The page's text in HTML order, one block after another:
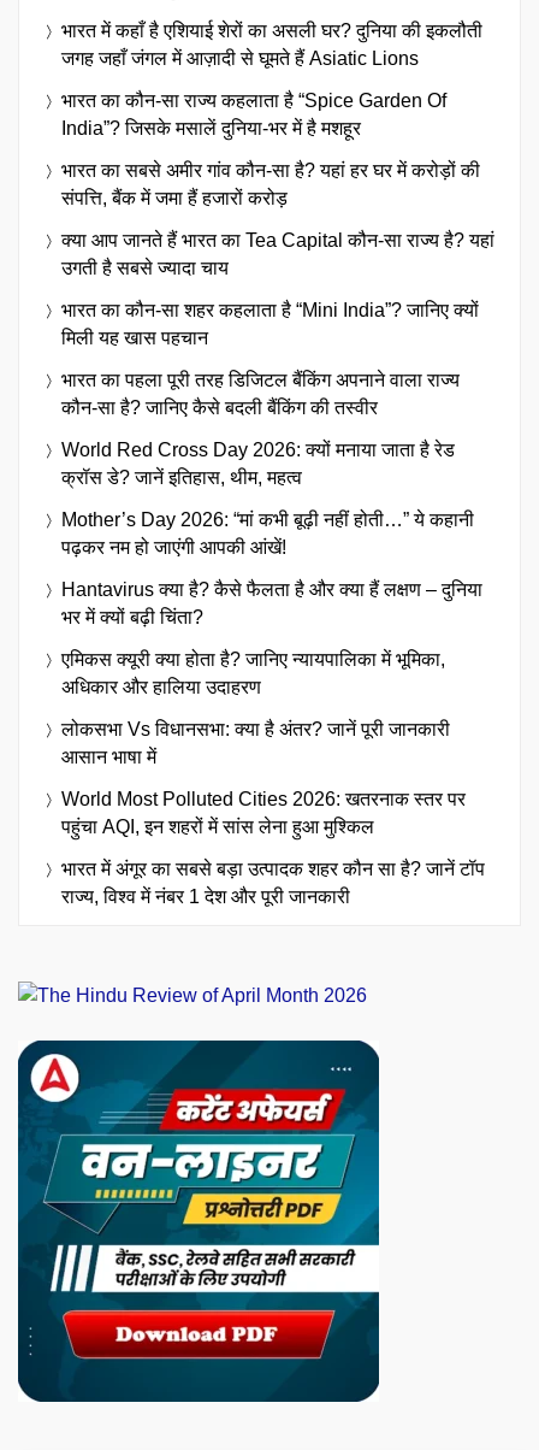
भारत में कहाँ है एशियाई शेरों का असली घर? दुनिया की इकलौती
जगह जहाँ जंगल में आज़ादी से घूमते हैं Asiatic Lions
भारत का कौन-सा राज्य कहलाता है “Spice Garden Of
India”? जिसके मसालें दुनिया-भर में है मशहूर
भारत का सबसे अमीर गांव कौन-सा है? यहां हर घर में करोड़ों की
संपत्ति, बैंक में जमा हैं हजारों करोड़
क्या आप जानते हैं भारत का Tea Capital कौन-सा राज्य है? यहां
उगती है सबसे ज्यादा चाय
भारत का कौन-सा शहर कहलाता है “Mini India”? जानिए क्यों
मिली यह खास पहचान
भारत का पहला पूरी तरह डिजिटल बैंकिंग अपनाने वाला राज्य
कौन-सा है? जानिए कैसे बदली बैंकिंग की तस्वीर
World Red Cross Day 2026: क्यों मनाया जाता है रेड
क्रॉस डे? जानें इतिहास, थीम, महत्व
Mother’s Day 2026: “मां कभी बूढ़ी नहीं होती…” ये कहानी
पढ़कर नम हो जाएंगी आपकी आंखें!
Hantavirus क्या है? कैसे फैलता है और क्या हैं लक्षण – दुनिया
भर में क्यों बढ़ी चिंता?
एमिकस क्यूरी क्या होता है? जानिए न्यायपालिका में भूमिका,
अधिकार और हालिया उदाहरण
लोकसभा Vs विधानसभा: क्या है अंतर? जानें पूरी जानकारी
आसान भाषा में
World Most Polluted Cities 2026: खतरनाक स्तर पर
पहुंचा AQI, इन शहरों में सांस लेना हुआ मुश्किल
भारत में अंगूर का सबसे बड़ा उत्पादक शहर कौन सा है? जानें टॉप
राज्य, विश्व में नंबर 1 देश और पूरी जानकारी